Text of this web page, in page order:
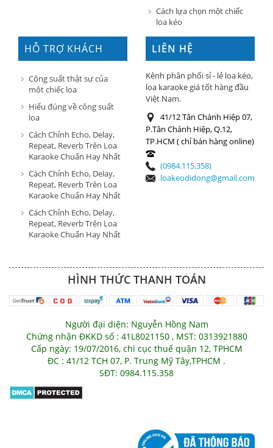
Cách lựa chọn một chiếc
loa kéo
HỖ TRỢ KHÁCH
HÀNG
Công suất thật sự của
một chiếc loa
Hiểu đúng về công suất
loa
Cách Chỉnh Echo, Delay,
Repeat, Reverb Trên Loa
Karaoke Chuẩn Hay Nhất
Cách Chỉnh Echo, Delay,
Repeat, Reverb Trên Loa
Karaoke Chuẩn Hay Nhất
Cách Chỉnh Echo, Delay,
Repeat, Reverb Trên Loa
Karaoke Chuẩn Hay Nhất
LIÊN HỆ
Kênh phân phối sỉ - lẻ loa kéo,
loa karaoke giá tốt hàng đầu
Việt Nam.
41/12 Tân Chánh Hiệp 07,
P.Tân Chánh Hiệp, Q.12,
TP.HCM ( chỉ bán hàng online)
(0984.115.358)
loakeodidong@gmail.com
HÌNH THỨC THANH TOÁN
Người đại diện: Nguyễn Hồng Nam
Chứng nhận ĐKKD số : 41L8021150 , MST: 0313921880
Cấp ngày: 19/07/2016, chi cục thuế quận 12, TPHCM
ĐC : 41/12 TCH 07, P. Trung Mỹ Tây,TPHCM .
SĐT: 0984.115.358